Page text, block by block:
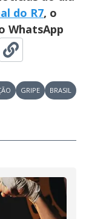
do R7, o
WhatsApp
GRIPE BRASIL